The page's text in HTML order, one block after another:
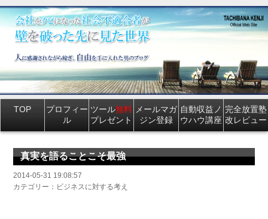
TOP
プロフィー
ル
ツール無料
プレゼント
メールマガ
ジン登録
自動収益ノ
ウハウ講座
完全放置塾
改レビュー
真実を語ることこそ最強
2014-05-31 19:08:57
カテゴリー：ビジネスに対する考え